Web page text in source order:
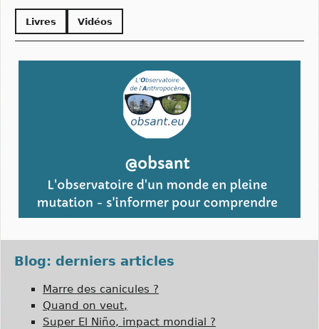
Livres Vidéos
Blog: derniers articles
Marre des canicules ?
Quand on veut,
Super El Niño, impact mondial ?